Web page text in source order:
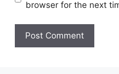
browser for the next